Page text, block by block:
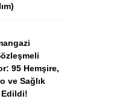
95 Hemşire,
ve Sağlık
Edildi!